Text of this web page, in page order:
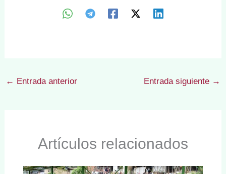
← Entrada anterior Entrada siguiente →
Artículos relacionados